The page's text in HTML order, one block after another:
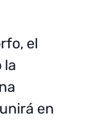
el
la
en